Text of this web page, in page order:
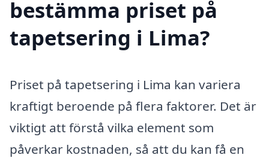
bestämma priset på
tapetsering i Lima?
Priset på tapetsering i Lima kan variera
kraftigt beroende på flera faktorer. Det är
viktigt att förstå vilka element som
påverkar kostnaden, så att du kan få en